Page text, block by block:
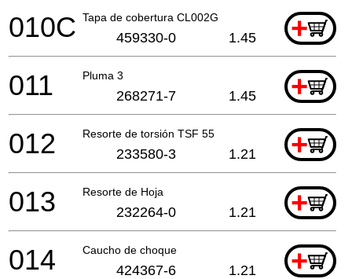
Tapa de cobertura CL002G +
010C 459330-0 1.45
Pluma 3 +
011 268271-7 1.45
Resorte de torsión TSF 55 +
012 233580-3 1.21
Resorte de Hoja +
013 232264-0 1.21
Caucho de choque +
014 424367-6 1.21